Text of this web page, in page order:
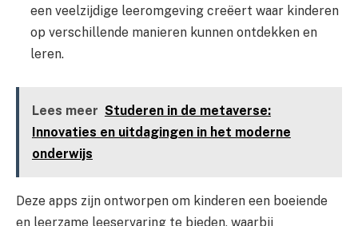
een veelzijdige leeromgeving creëert waar kinderen
op verschillende manieren kunnen ontdekken en
leren.
Lees meer Studeren in de metaverse:
Innovaties en uitdagingen in het moderne
onderwijs
Deze apps zijn ontworpen om kinderen een boeiende
en leerzame leeservaring te bieden, waarbij